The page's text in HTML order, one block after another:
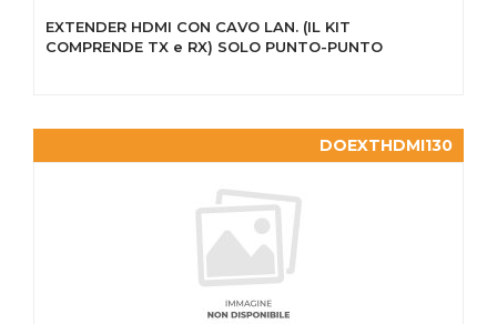
EXTENDER HDMI CON CAVO LAN. (IL KIT
COMPRENDE TX e RX) SOLO PUNTO-PUNTO
DOEXTHDMI130